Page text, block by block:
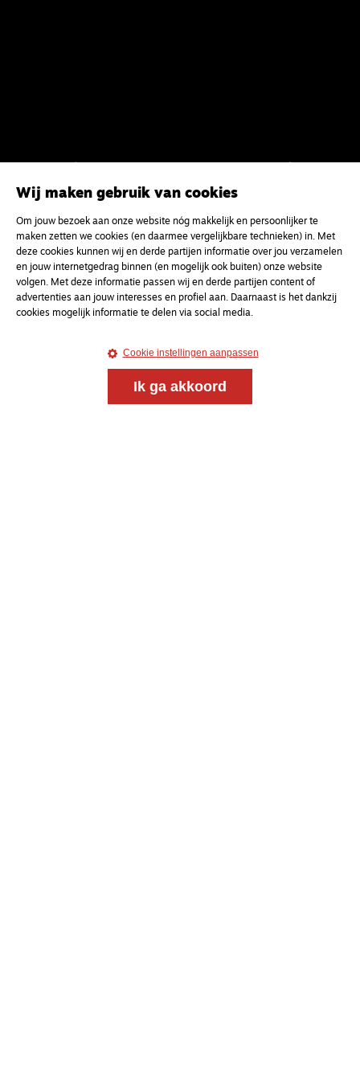
nieuwsbrief
uw e-mailadres
Wij maken gebruik van cookies
Om jouw bezoek aan onze website nóg makkelijk en persoonlijker te
maken zetten we cookies (en daarmee vergelijkbare technieken) in. Met
deze cookies kunnen wij en derde partijen informatie over jou verzamelen
en jouw internetgedrag binnen (en mogelijk ook buiten) onze website
volgen. Met deze informatie passen wij en derde partijen content of
advertenties aan jouw interesses en profiel aan. Daarnaast is het dankzij
cookies mogelijk informatie te delen via social media.
Cookie instellingen aanpassen
Ik ga akkoord